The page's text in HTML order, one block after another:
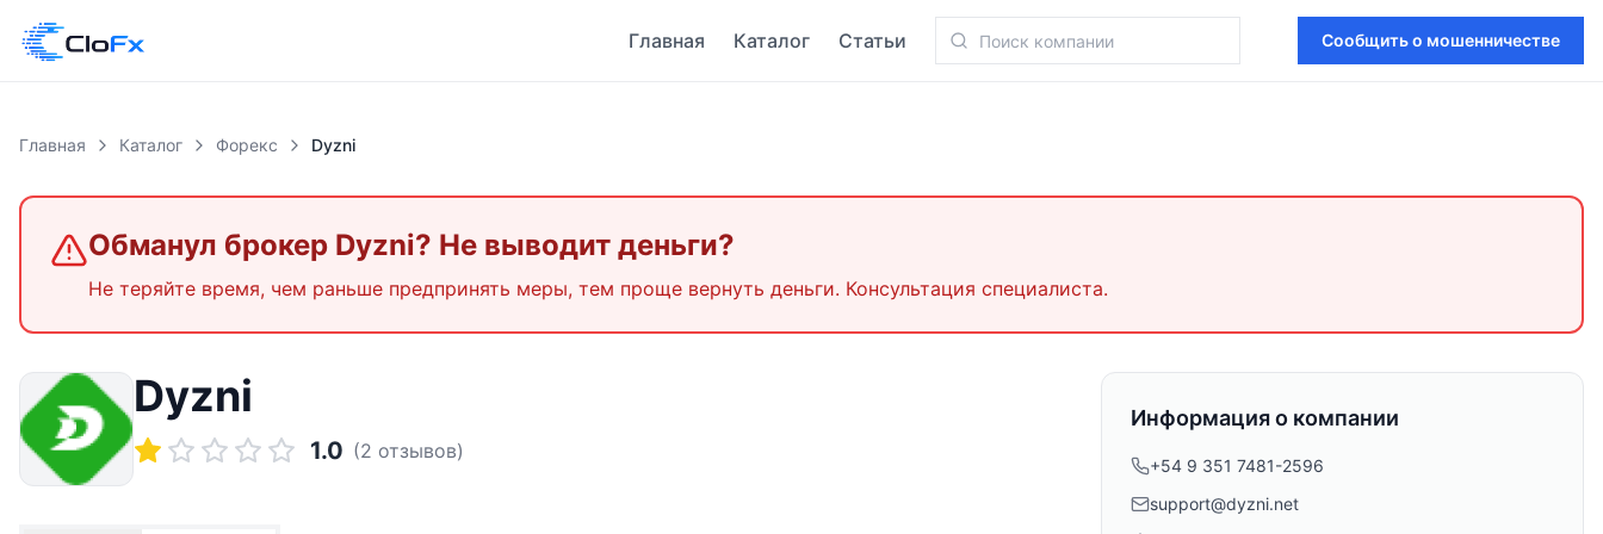
Главная Каталог Статьи Сообщить о мошенничестве
Главная Каталог Форекс Dyzni
Обманул брокер Dyzni? Не выводит деньги?
Не теряйте время, чем раньше предпринять меры, тем проще вернуть деньги. Консультация специалиста.
Dyzni
1.0 (2 отзывов)
Информация о компании
+54 9 351 7481-2596
support@dyzni.net